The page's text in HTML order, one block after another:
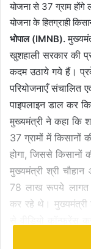
योजना से 37 ग्राम होंगे
योजना के हितग्राही
भोपाल (IMNB).
खुशहाली सरकार की
कदम उठाये गये हैं।
परियोजनाएँ संचालित
पाइपलाइन डाल कर
मुख्यमंत्री ने कहा कि
37 ग्रामों में किसानों
होगा, जिससे
मुख्यमंत्री श्री
78 लाख रूपये लागत
कर रहे थे। मुख्यमंत्री
मिलने से इस क्षेत्र के